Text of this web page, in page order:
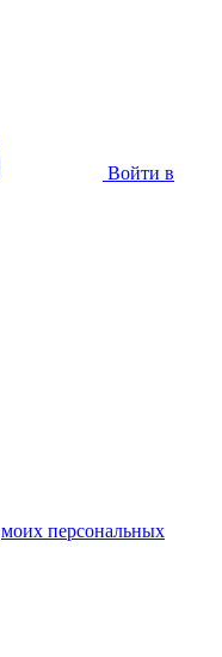
Войти в
моих персональных